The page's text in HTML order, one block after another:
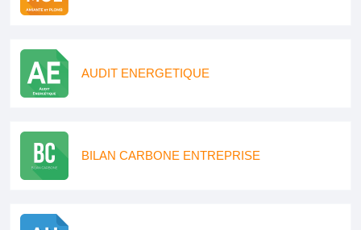
AUDIT ENERGETIQUE
BILAN CARBONE ENTREPRISE